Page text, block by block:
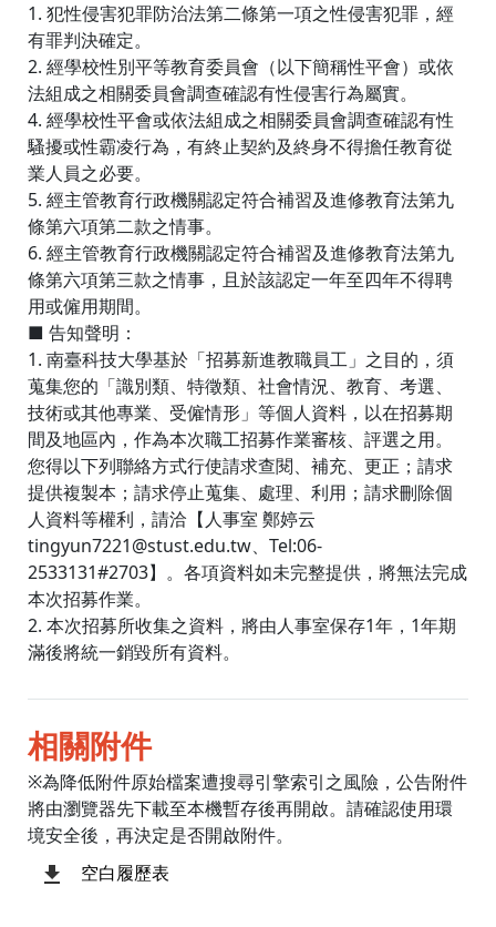
1. 犯性侵害犯罪防治法第二條第一項之性侵害犯罪，經
有罪判決確定。
2. 經學校性別平等教育委員會（以下簡稱性平會）或依
法組成之相關委員會調查確認有性侵害行為屬實。
4. 經學校性平會或依法組成之相關委員會調查確認有性
騷擾或性霸凌行為，有終止契約及終身不得擔任教育從
業人員之必要。
5. 經主管教育行政機關認定符合補習及進修教育法第九
條第六項第二款之情事。
6. 經主管教育行政機關認定符合補習及進修教育法第九
條第六項第三款之情事，且於該認定一年至四年不得聘
用或僱用期間。
■ 告知聲明：
1. 南臺科技大學基於「招募新進教職員工」之目的，須
蒐集您的「識別類、特徵類、社會情況、教育、考選、
技術或其他專業、受僱情形」等個人資料，以在招募期
間及地區內，作為本次職工招募作業審核、評選之用。
您得以下列聯絡方式行使請求查閱、補充、更正；請求
提供複製本；請求停止蒐集、處理、利用；請求刪除個
人資料等權利，請洽【人事室 鄭婷云
tingyun7221@stust.edu.tw、Tel:06-
2533131#2703】。各項資料如未完整提供，將無法完成
本次招募作業。
2. 本次招募所收集之資料，將由人事室保存1年，1年期
滿後將統一銷毀所有資料。
相關附件
※為降低附件原始檔案遭搜尋引擎索引之風險，公告附件
將由瀏覽器先下載至本機暫存後再開啟。請確認使用環
境安全後，再決定是否開啟附件。
空白履歷表